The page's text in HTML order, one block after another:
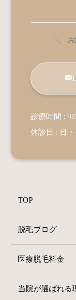
TOP
脱毛ブログ
医療脱毛料金
当院が選ばれる
╲ お
診療時間 :
休診日 : 日